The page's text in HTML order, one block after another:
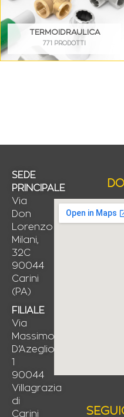
TERMOIDRAULICA
771 PRODOTTI
SEDE
PRINCIPALE
Via
Don
Lorenzo
Milani,
32C
90044
Carini
(PA)
FILIALE
Via
Massimo
D’Azeglio,
1
90044
Villagrazia
di
Carini